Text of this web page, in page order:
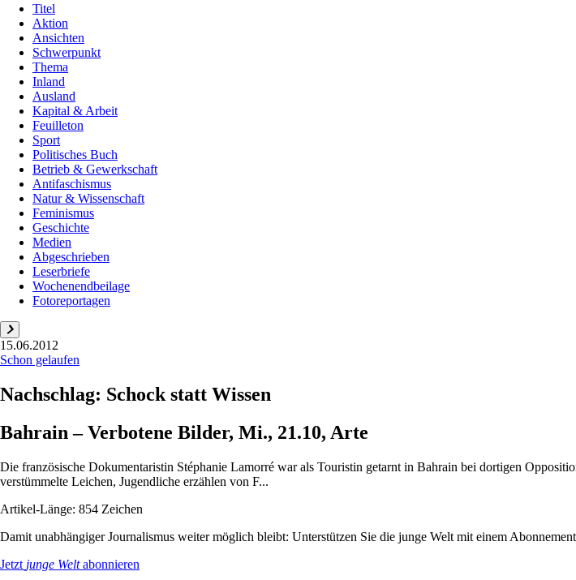
Titel
Aktion
Ansichten
Schwerpunkt
Thema
Inland
Ausland
Kapital & Arbeit
Feuilleton
Sport
Politisches Buch
Betrieb & Gewerkschaft
Antifaschismus
Natur & Wissenschaft
Feminismus
Geschichte
Medien
Abgeschrieben
Leserbriefe
Wochenendbeilage
Fotoreportagen
15.06.2012
Schon gelaufen
Nachschlag: Schock statt Wissen
Bahrain – Verbotene Bilder, Mi., 21.10, Arte
Die französische Dokumentaristin Stéphanie Lamorré war als Touristin getarnt in Bahrain bei dortigen
verstümmelte Leichen, Jugendliche erzählen von F...
Artikel-Länge: 854 Zeichen
Damit unabhängiger Journalismus weiter möglich bleibt: Unterstützen Sie die junge Welt mit einem
Jetzt junge Weltabonnieren